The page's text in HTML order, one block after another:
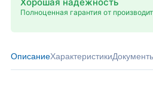
Полноценная гарантия от
ОписаниеХарактеристики